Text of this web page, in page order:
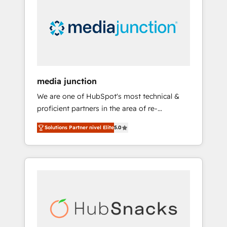
media junction
We are one of HubSpot's most technical &
proficient partners in the area of re-
platforming, website design & development.
We specialize in multi-hub implementations
for mid-market & enterprise companies. We
are woman-owned, powered by coffee, and
Impact Award 🏆2022 Platform Migration
Excellence Impact Award 🏆2020 Elite
Solutions Partner nivel Elite5.0